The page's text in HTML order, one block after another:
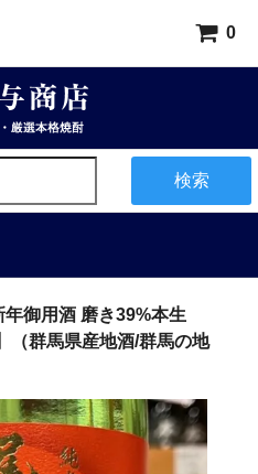
0
検索
御用酒 磨き39%本生
（群馬県産地酒/群馬の地